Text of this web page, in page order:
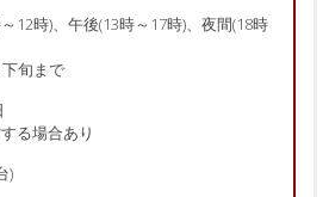
12時)、午後(13時～17時)、夜間(18時
旬まで
る場合あり
)